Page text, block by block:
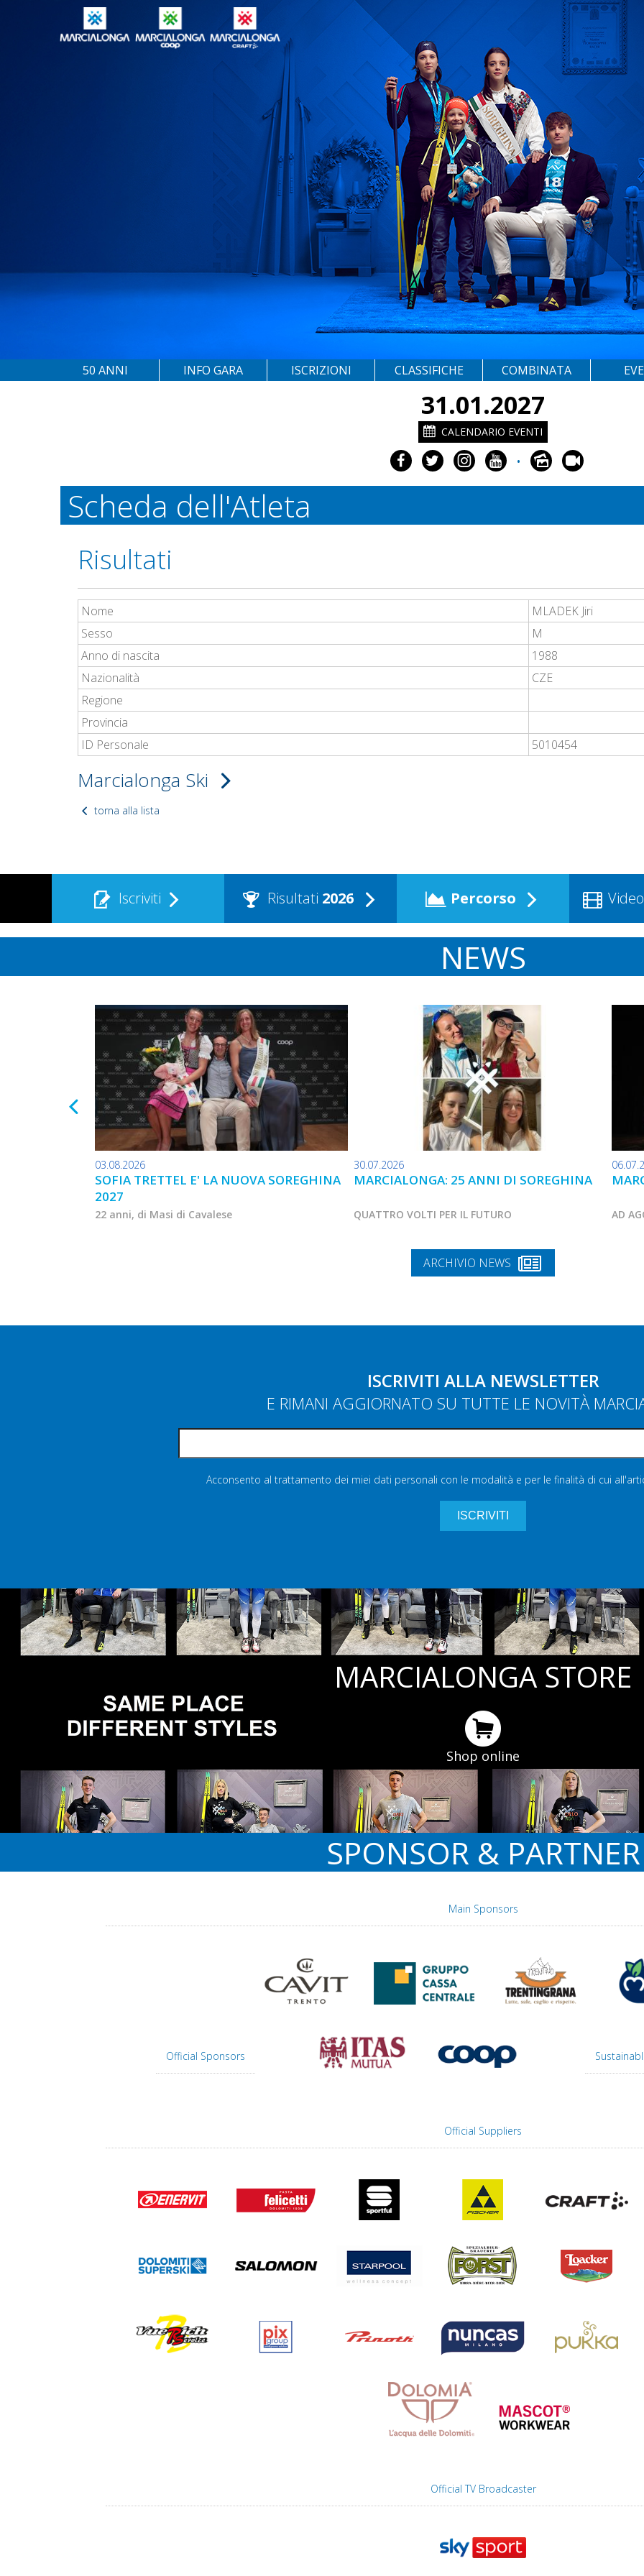
50 ANNI INFO GARA ISCRIZIONI CLASSIFICHE COMBINATA
31.01.2027
CALENDARIO EVENTI
•
Scheda dell'Atleta
Risultati
Nome
MLADEK Jiri
Sesso
M
Anno di nascita
1988
Nazionalità
CZE
Regione
Provincia
ID Personale
5010454
Marcialonga Ski
torna alla lista
Iscriviti Risultati 2026 Percorso Video
NEWS
03.08.2026
SOFIA TRETTEL E' LA NUOVA SOREGHINA
2027
22 anni, di Masi di Cavalese
30.07.2026
MARCIALONGA: 25 ANNI DI SOREGHINA
QUATTRO VOLTI PER IL FUTURO AD
ARCHIVIO NEWS
ISCRIVITI ALLA NEWSLETTER
E RIMANI AGGIORNATO SU TUTTE LE NOVITÀ
Acconsento al trattamento dei miei dati personali con le modalità e per le finalità di cui
MARCIALONGA STORE
Shop online
SPONSOR & PARTNER
Main Sponsors
Official Sponsors
Official Suppliers
Official TV Broadcaster